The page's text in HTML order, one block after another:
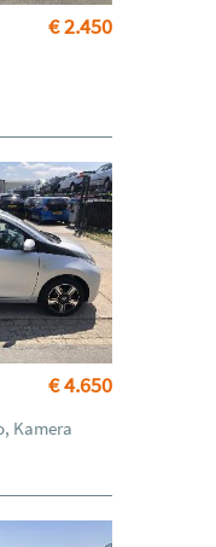
€ 2.450
€ 4.650
Kamera